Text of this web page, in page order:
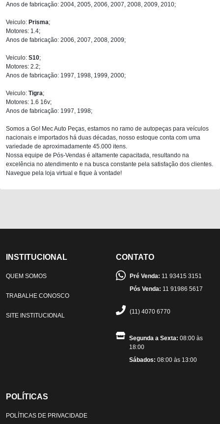
Anos de fabricação: 2004, 2005, 2006, 2007, 2008, 2009, 2010;
Veiculo: Prisma;
Motores: 1.4;
Anos de fabricação: 2006, 2007, 2008, 2009;
Veiculo: S10;
Motores: 2.2;
Anos de fabricação: 1997, 1998, 1999, 2000;
Veiculo: Tigra;
Motores: 1.6 16v;
Anos de fabricação: 1997, 1998;
Somos a Go! Mec Auto Peças, estamos no ramo de autopeças para veículos
nacionais e importados há duas décadas, nosso estoque conta com uma
variedade de aproximadamente 45.000 itens.
Nossa equipe de Pós-Vendas é altamente capacitada, resultando na
excelência no atendimento e na busca constante pela satisfação dos clientes.
Navegue pela loja virtual e fique à vontade!
INSTITUCIONAL
QUEM SOMOS
TRABALHE CONOSCO
SITE INSTITUCIONAL
CONTATO
Pré Venda: 11 93415 3151
Pós Venda: 11 91986 5617
(11) 4070 6770
Segunda a Sexta: 08:00 às
18:00
Sábados: 08:00 às 13:00
POLÍTICAS
POLÍTICAS DE PRIVACIDADE